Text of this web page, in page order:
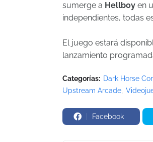
sumerge a Hellboy en
independientes, todas
El juego estará
lanzamiento
Categorías: Dark Horse
Upstream Arcade
Facebook